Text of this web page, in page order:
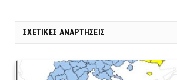
ΣΧΕΤΙΚΈΣ ΑΝΑΡΤΉΣΕΙΣ